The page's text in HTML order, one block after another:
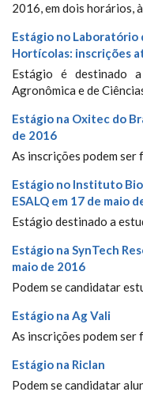
2016, em dois horários,
Estágio no Laboratório
Hortícolas: inscrições
Estágio é destinado
Agronômica e de
Estágio na Oxitec do
de 2016
As inscrições podem ser
Estágio no Instituto
ESALQ em 17 de maio
Estágio destinado a
Estágio na SynTech
maio de 2016
Podem se candidatar
Estágio na Ag Vali
As inscrições podem ser
Estágio na Riclan
Podem se candidatar